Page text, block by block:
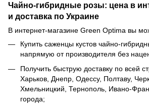
Чайно-гибридные розы: цена в
и доставка по Украине
В интернет-магазине Green Optima вы
Купить саженцы кустов чайно-
напрямую от производителя без
Получить быструю доставку по всей
Харьков, Днепр, Одессу, Полтаву,
Хмельницкий, Тернополь, Ивано-
города;